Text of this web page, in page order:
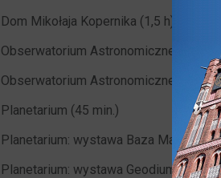
Dom Mikołaja Kopernika (1,5 h)
Obserwatorium Astronomiczne UMK
Obserwatorium Astronomiczne UMK
Planetarium (45 min.)
Planetarium: wystawa Baza Mars #17
Planetarium: wystawa Geodium (45